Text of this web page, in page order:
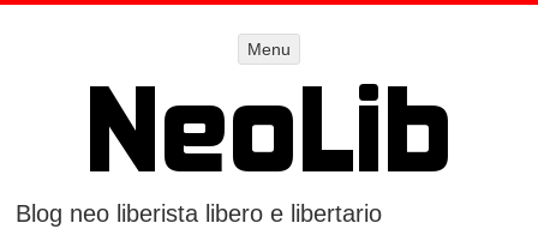
Menu
Blog neo liberista libero e libertario